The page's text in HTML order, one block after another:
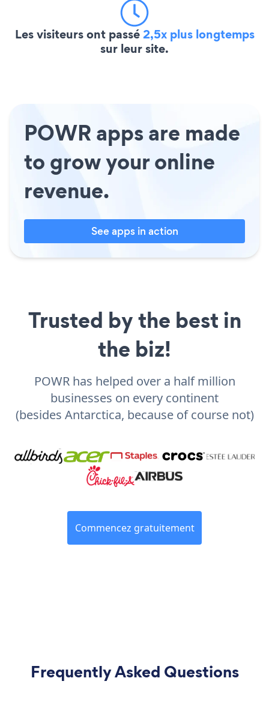
Les visiteurs ont passé2,5x plus longtemps
sur leur site.
POWR apps are made
to grow your online
revenue.
See apps in action
Trusted by the best in
the biz!
POWR has helped over a half million
businesses on every continent
(besides Antarctica, because of course not)
Commencez gratuitement
Frequently Asked Questions